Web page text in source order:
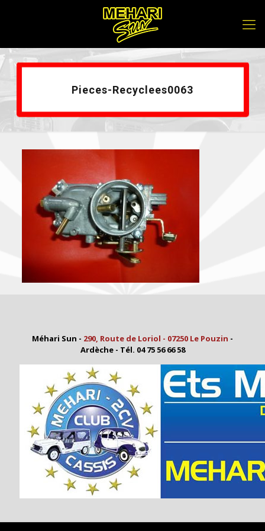
Pieces-Recyclees0063
Méhari Sun - 290, Route de Loriol - 07250 Le Pouzin -
Ardèche - Tél. 04 75 56 66 58